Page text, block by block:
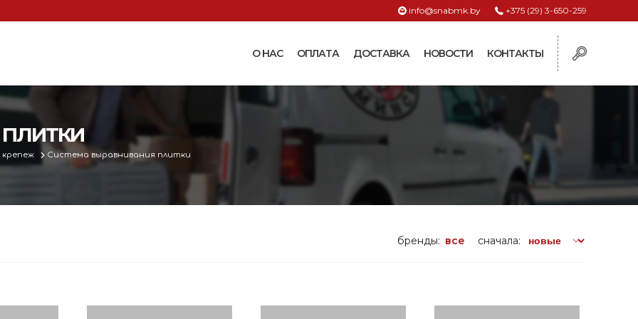
+375 (29) 3-650-259
info@snabmk.by
О НАС ОПЛАТА ДОСТАВКА НОВОСТИ КОНТАКТЫ
аппаратов
Машинки и ножницы для
Термошкафы
Поилки и кормушки
Бункерные кормушки и
крепеж Система выравнивания плитки
сначала:
бренды: все